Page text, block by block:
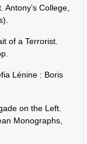
College,
of a Terrorist.
Lénine : Boris
on the Left.
Monographs,